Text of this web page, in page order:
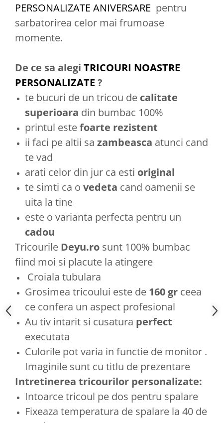
PERSONALIZATE ANIVERSARE pentru
sarbatorirea celor mai frumoase
momente.
De ce sa alegi TRICOURI NOASTRE
PERSONALIZATE ?
te bucuri de un tricou de calitate
superioara din bumbac 100%
printul estefoarte rezistent
ii faci pe altii sa zambeasca atunci cand
te vad
arati celor din jur ca esti original
te simti ca o vedeta cand oamenii se
uita la tine
este o varianta perfecta pentru un
cadou
Tricourile Deyu.ro sunt 100% bumbac
fiind moi si placute la atingere
Croiala tubulara
Grosimea tricoului este de 160 gr ceea
ce confera un aspect profesional
Au tiv intarit si cusatura perfect
executata
Culorile pot varia in functie de monitor .
Imaginile sunt cu titlu de prezentare
Intretinerea tricourilor personalizate:
Intoarce tricoul pe dos pentru spalare
Fixeaza temperatura de spalare la 40 de